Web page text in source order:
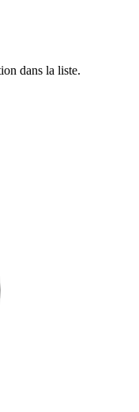
dans la liste.